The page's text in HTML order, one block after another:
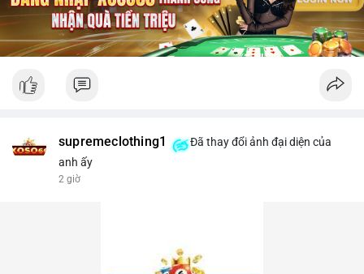
supremeclothing1
Đã thay đổi ảnh đại diện của
anh ấy
2 giờ